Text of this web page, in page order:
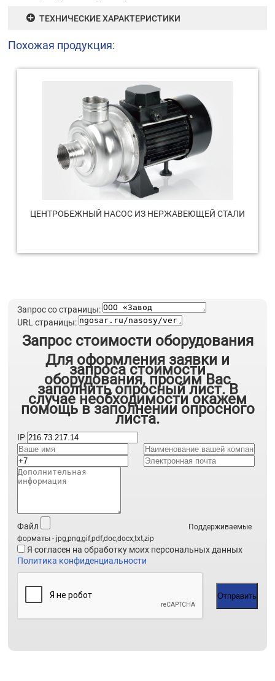
ТЕХНИЧЕСКИЕ ХАРАКТЕРИСТИКИ
Похожая продукция:
ЦЕНТРОБЕЖНЫЙ НАСОС ИЗ НЕРЖАВЕЮЩЕЙ СТАЛИ
Запрос со страницы:
URL страницы:
Запрос стоимости оборудования
Для оформления заявки и
запроса стоимости
оборудования, просим Вас
заполнить опросный лист. В
случае необходимости окажем
помощь в заполнении опросного
листа.
IP
Файл
Поддерживаемые
форматы - jpg,png,gif,pdf,doc,docx,txt,zip
Я согласен на обработку моих персональных данных
Политика конфиденциальности
Отправить